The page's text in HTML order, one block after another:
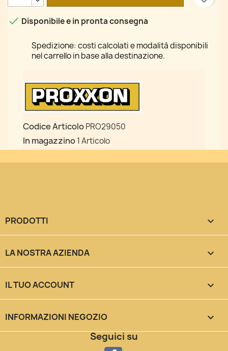
 Disponibile e in pronta consegna
Spedizione: costi calcolati e modalità disponibili
nel carrello in base alla destinazione.
Codice ArticoloPRO29050
In magazzino1 Articolo
PRODOTTI 
LA NOSTRA AZIENDA 
IL TUO ACCOUNT 
INFORMAZIONI NEGOZIO keyboard_arrow_down
Seguici su